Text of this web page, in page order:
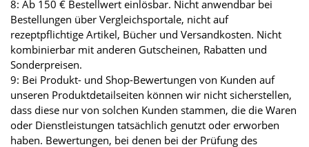
8: Ab 150 € Bestellwert einlösbar. Nicht anwendbar bei
Bestellungen über Vergleichsportale, nicht auf
rezeptpflichtige Artikel, Bücher und Versandkosten. Nicht
kombinierbar mit anderen Gutscheinen, Rabatten und
Sonderpreisen.
9: Bei Produkt- und Shop-Bewertungen von Kunden auf
unseren Produktdetailseiten können wir nicht sicherstellen,
dass diese nur von solchen Kunden stammen, die die Waren
oder Dienstleistungen tatsächlich genutzt oder erworben
haben. Bewertungen, bei denen bei der Prüfung des